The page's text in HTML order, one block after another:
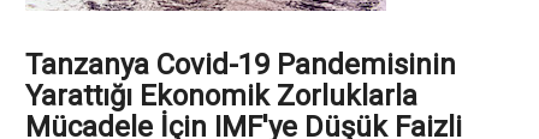
Tanzanya Covid-19 Pandemisinin
Yarattığı Ekonomik Zorluklarla
Mücadele İçin IMF'ye Düşük Faizli